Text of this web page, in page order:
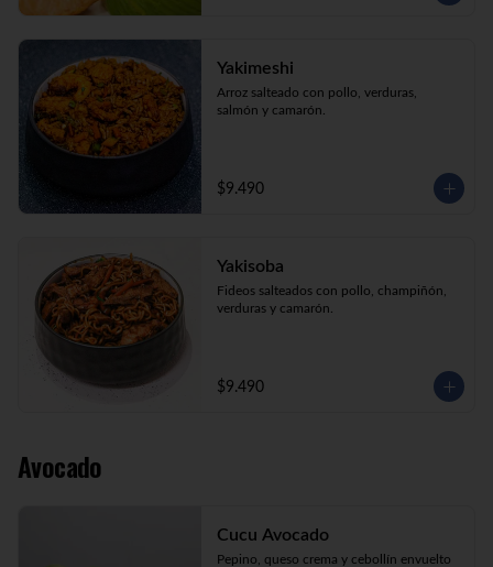
Yakimeshi
Arroz salteado con pollo, verduras,
salmón y camarón.
$9.490
Yakisoba
Fideos salteados con pollo, champiñón,
verduras y camarón.
$9.490
Avocado
Cucu Avocado
Pepino, queso crema y cebollín envuelto